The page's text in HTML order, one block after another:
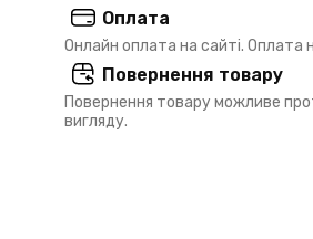
Оплата
Онлайн оплата на сайті. Оплата
Повернення товару
Повернення товару можливе
вигляду.